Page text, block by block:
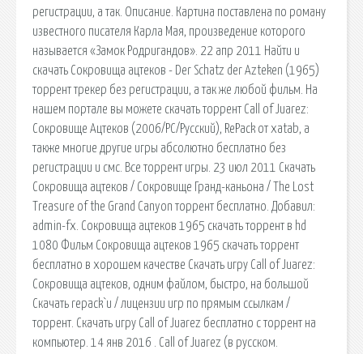
регистрации, а так. Описание. Картина поставлена по роману
известного писателя Карла Мая, произведение которого
называется «Замок Родригандов». 22 апр 2011 Найти и
скачать Сокровища ацтеков - Der Schatz der Azteken (1965)
торрент трекер без регистрации, а так же любой фильм. На
нашем портале вы можете скачать торрент Call of Juarez:
Сокровище Ацтеков (2006/PC/Русский), RePack от xatab, а
также многие другие игры абсолютно бесплатно без
регистрации и смс. Все торрент игры. 23 июл 2011 Скачать
Сокровища ацтеков / Сокровище Гранд-каньона / The Lost
Treasure of the Grand Canyon торрент бесплатно. Добавил:
admin-fx. Сокровища ацтеков 1965 скачать торрент в hd
1080 Фильм Сокровища ацтеков 1965 скачать торрент
бесплатно в хорошем качестве Скачать игру Call of Juarez:
Сокровища ацтеков, одним файлом, быстро, на большой
Скачать repack`и / лицензии игр по прямым ссылкам /
торрент. Скачать игру Call of Juarez бесплатно c торрент на
компьютер. 14 янв 2016 . Call of Juarez (в русском.